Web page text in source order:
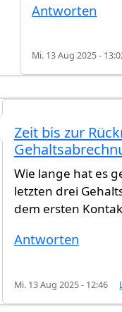
Antworten
Mi. 13 Aug 2025 -
Zeit bis zur
Wie lange hat es
letzten drei
dem ersten
Antworten
Mi. 13 Aug 2025 - 12:46